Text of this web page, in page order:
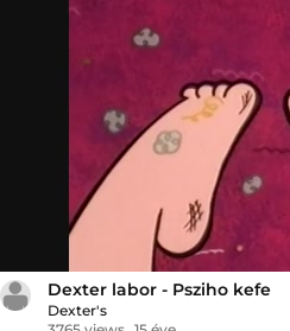
Dexter labor - Psziho kefe
Dexter's